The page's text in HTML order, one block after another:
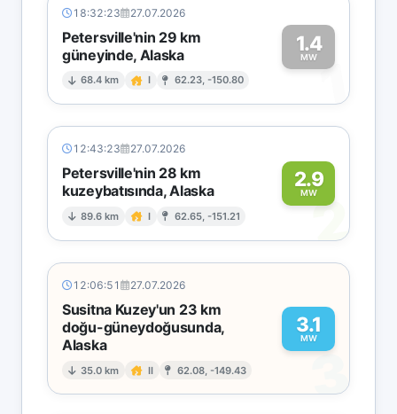
18:32:23 27.07.2026
Petersville'nin 29 km
güneyinde, Alaska
68.4 km I 62.23, -150.80
1.4
MW1
12:43:23 27.07.2026
Petersville'nin 28 km
kuzeybatısında, Alaska
89.6 km I 62.65, -151.21
2.9
MW
2
12:06:51 27.07.2026
Susitna Kuzey'un 23 km
doğu-güneydoğusunda,
Alaska
35.0 km II 62.08, -149.43
3.1
MW
3